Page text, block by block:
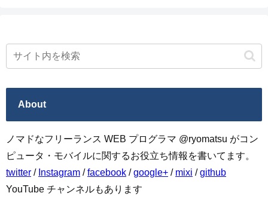
About
ノマドなフリーランス WEB プログラマ @ryomatsu がコン
ピュータ・モバイルに関するお役立ち情報を書いてます。
twitter / Instagram /facebook /google+ / mixi /github
YouTube チャンネルもあります